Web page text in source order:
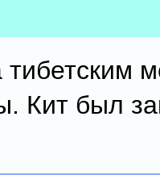
Кит был